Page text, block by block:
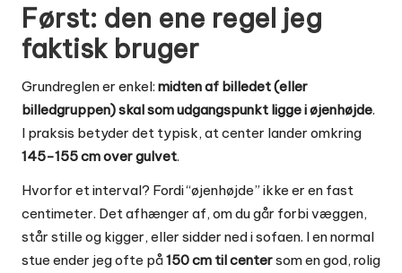
Først: den ene regel jeg
faktisk bruger
Grundreglen er enkel: midten af billedet (eller
billedgruppen) skal som udgangspunkt ligge i øjenhøjde.
I praksis betyder det typisk, at center lander omkring
145-155 cm over gulvet.
Hvorfor et interval? Fordi “øjenhøjde” ikke er en fast
centimeter. Det afhænger af, om du går forbi væggen,
står stille og kigger, eller sidder ned i sofaen. I en normal
stue ender jeg ofte på150 cm til centersom en god, rolig